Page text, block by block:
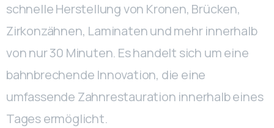
schnelle Herstellung von Kronen, Brücken,
Zirkonzähnen, Laminaten und mehr innerhalb
von nur 30 Minuten. Es handelt sich um eine
bahnbrechende Innovation, die eine
umfassende Zahnrestauration innerhalb eines
Tages ermöglicht.